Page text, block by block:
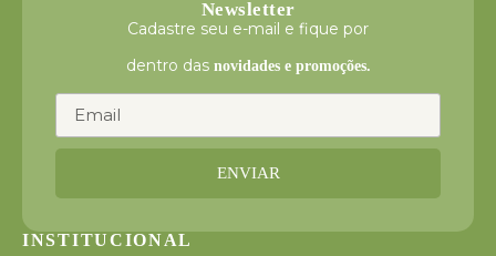
Newsletter
Cadastre seu e-mail e fique por
dentro das novidades e promoções.
ENVIAR
INSTITUCIONAL